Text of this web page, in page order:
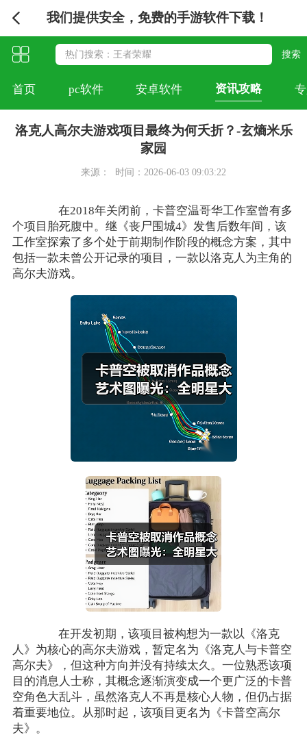
我们提供安全，免费的手游软件下载！
首页 pc软件 安卓软件 资讯攻略
洛克人高尔夫游戏项目最终为何夭折？-玄熵米乐
家园
来源： 时间：2026-06-03 09:03:22
在2018年关闭前，卡普空温哥华工作室曾有多
个项目胎死腹中。继《丧尸围城4》发售后数年间，该
工作室探索了多个处于前期制作阶段的概念方案，其中
包括一款未曾公开记录的项目，一款以洛克人为主角的
高尔夫游戏。
在开发初期，该项目被构想为一款以《洛克
人》为核心的高尔夫游戏，暂定名为《洛克人与卡普空
高尔夫》，但这种方向并没有持续太久。一位熟悉该项
目的消息人士称，其概念逐渐演变成一个更广泛的卡普
空角色大乱斗，虽然洛克人不再是核心人物，但仍占据
着重要地位。从那时起，该项目更名为《卡普空高尔
夫》。